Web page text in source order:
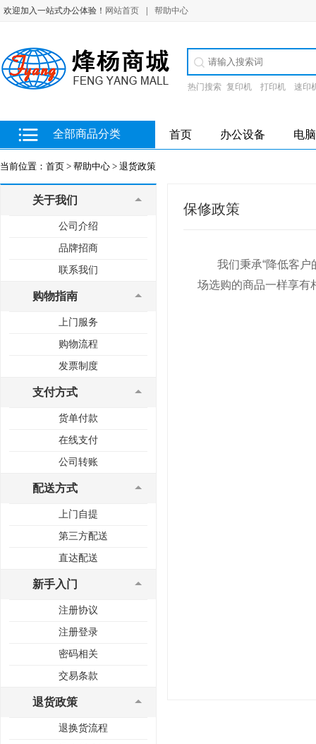
欢迎加入一站式办公体验！ 网站首页 帮助中心
热门搜索 复印机 打印机 速印
全部商品分类 首页 办公设备 电
当前位置： 首页 > 帮助中心 > 退货政策
关于我们
公司介绍
品牌招商
联系我们
购物指南
上门服务
购物流程
发票制度
支付方式
货单付款
在线支付
公司转账
配送方式
上门自提
第三方配送
直达配送
新手入门
注册协议
注册登录
密码相关
交易条款
退货政策
退换货流程
保修政策
我们秉承“降低客户
场选购的商品一样享有